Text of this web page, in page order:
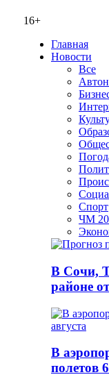
16+
Главная
Новости
Все
Спорт
ЧМ
В Сочи,
районе
В
полетов